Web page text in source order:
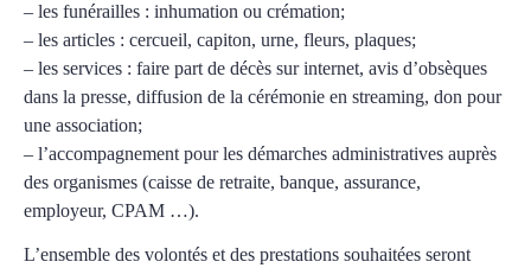
– les funérailles : inhumation ou crémation;
– les articles : cercueil, capiton, urne, fleurs, plaques;
– les services : faire part de décès sur internet, avis d’obsèques
dans la presse, diffusion de la cérémonie en streaming, don pour
une association;
– l’accompagnement pour les démarches administratives auprès
des organismes (caisse de retraite, banque, assurance,
employeur, CPAM …).
L’ensemble des volontés et des prestations souhaitées seront